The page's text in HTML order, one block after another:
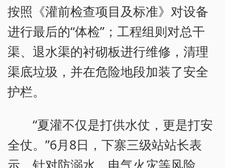
按照《灌前检查项目及标准》对设备
进行最后的“体检”；工程组则对总干
渠、退水渠的衬砌板进行维修，清理
渠底垃圾，并在危险地段加装了安全
护栏。
“夏灌不仅是打供水仗，更是打安
全仗。”6月8日，下寨三级站站长表
示。针对防溺水、电气火灾等风险，